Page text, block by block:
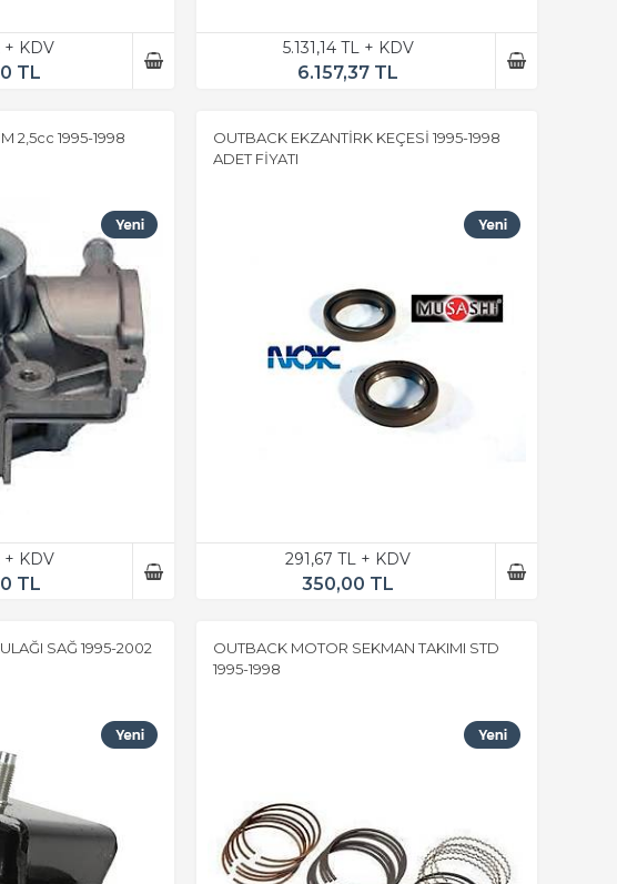
+ KDV
TL
5.131,14 TL + KDV
6.157,37 TL
2,5cc 1995-1998
+ KDV
TL
OUTBACK EKZANTİRK KEÇESİ 1995-1998
ADET FİYATI
291,67 TL + KDV
350,00 TL
SAĞ 1995-2002
OUTBACK MOTOR SEKMAN TAKIMI STD
1995-1998